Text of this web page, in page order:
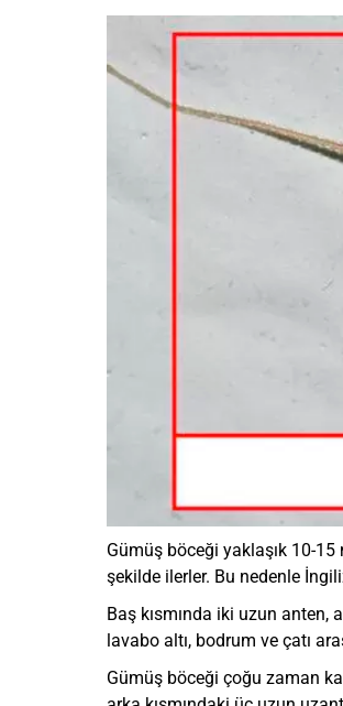
Gümüş böceği yaklaşık 10-15
şekilde ilerler. Bu nedenle
Baş kısmında iki uzun
lavabo altı, bodrum ve çatı
Gümüş böceği çoğu zaman